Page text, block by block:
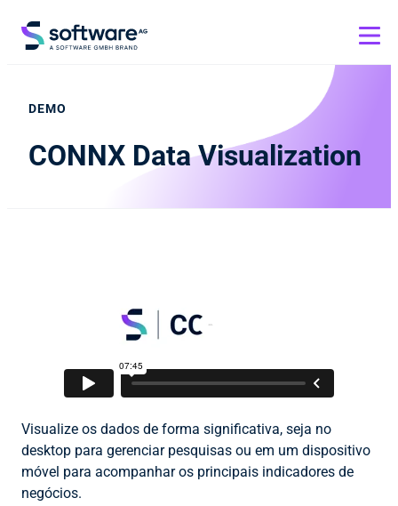
DEMO
CONNX Data Visualization
Visualize os dados de forma significativa, seja no
desktop para gerenciar pesquisas ou em um dispositivo
móvel para acompanhar os principais indicadores de
negócios.